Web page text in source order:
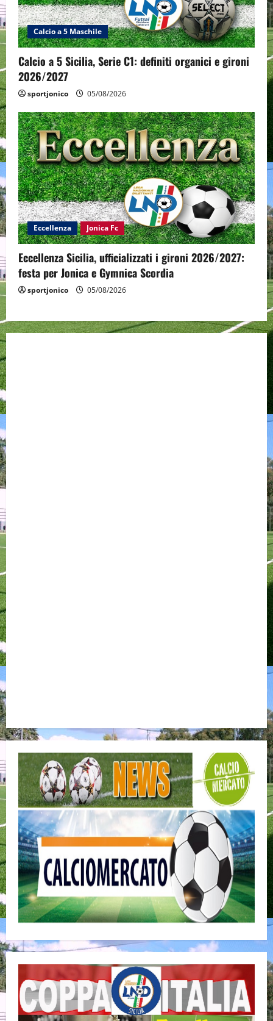
Calcio a 5 Maschile
Calcio a 5 Sicilia, Serie C1: definiti organici e gironi
2026/2027
sportjonico 05/08/2026
Eccellenza Jonica Fc
Eccellenza Sicilia, ufficializzati i gironi 2026/2027:
festa per Jonica e Gymnica Scordia
sportjonico 05/08/2026